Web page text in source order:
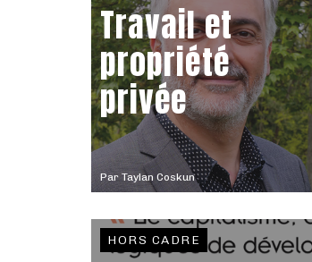
Par Taylan Coskun
Travail et
propriété
privée
HORS CADRE